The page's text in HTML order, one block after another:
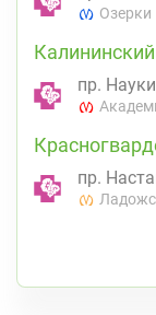
Озерки
пр.
пр.